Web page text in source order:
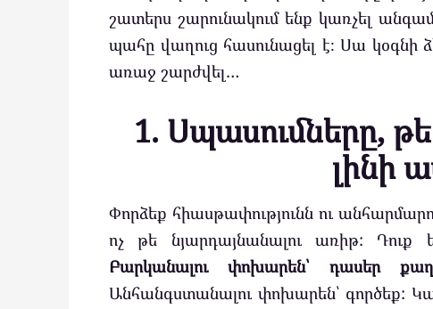
շատերս շարունակում ենք կառչել
պահը վաղուց հասունացել է։ Սա կօգնի
առաջ շարժվել…
1. Սպասումները,
լինի
Փորձեք հիասթափությունն ու
ոչ թե նյարդայնանալու առիթ: Դուք
Բարկանալու փոխարեն՝ դասեր
Անհանգստանալու փոխարեն՝ գործեք: